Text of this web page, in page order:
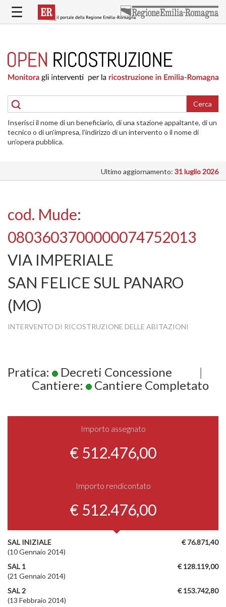
contenuto
RICOSTRUZIONE
PUBBLICA
DELLE
ABITAZIONI
RICOSTRUZIONE
ATTIVITÀ
INTERVENTI
SI
☰
Cerca
Inserisci il nome di un beneficiario, di una stazione appaltante, di un
tecnico o di un’impresa, l’indirizzo di un intervento o il nome di
un’opera pubblica.
Ultimo aggiornamento: 31 luglio 2026
cod. Mude:
0803603700000074752013
VIA IMPERIALE
SAN FELICE SUL PANARO
(MO)
INTERVENTO DI RICOSTRUZIONE DELLE ABITAZIONI
Pratica: Decreti Concessione
|
Cantiere:
Cantiere Completato
Importo assegnato
€ 512.476,00
Importo rendicontato
€ 512.476,00
€ 76.871,40
SAL INIZIALE
(10 Gennaio 2014)
€ 128.119,00
SAL 1
(21 Gennaio 2014)
€ 153.742,80
SAL 2
(13 Febbraio 2014)